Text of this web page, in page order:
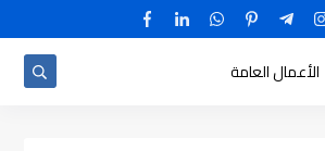
الأعمال العامة